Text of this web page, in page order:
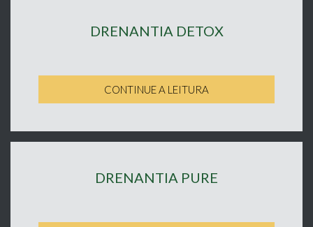
DRENANTIA DETOX
CONTINUE A LEITURA
DRENANTIA PURE